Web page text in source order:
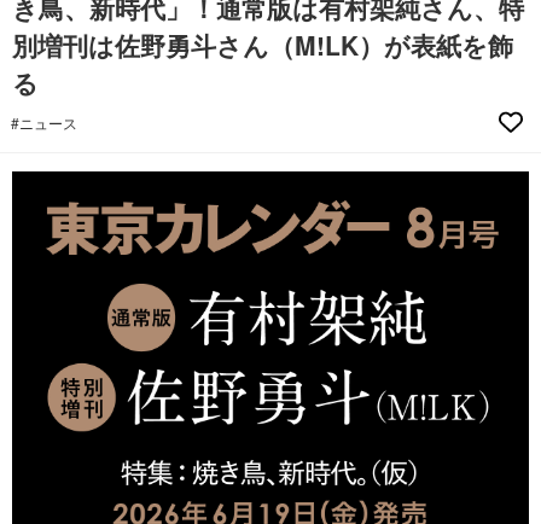
き鳥、新時代」！通常版は有村架純さん、特
別増刊は佐野勇斗さん（M!LK）が表紙を飾
る
#ニュース